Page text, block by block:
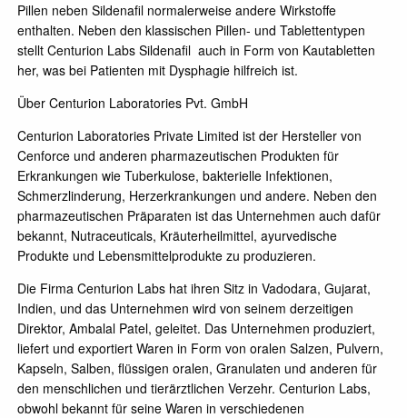
Pillen neben Sildenafil normalerweise andere Wirkstoffe
enthalten. Neben den klassischen Pillen- und Tablettentypen
stellt Centurion Labs Sildenafil auch in Form von Kautabletten
her, was bei Patienten mit Dysphagie hilfreich ist.
Über Centurion Laboratories Pvt. GmbH
Centurion Laboratories Private Limited ist der Hersteller von
Cenforce und anderen pharmazeutischen Produkten für
Erkrankungen wie Tuberkulose, bakterielle Infektionen,
Schmerzlinderung, Herzerkrankungen und andere. Neben den
pharmazeutischen Präparaten ist das Unternehmen auch dafür
bekannt, Nutraceuticals, Kräuterheilmittel, ayurvedische
Produkte und Lebensmittelprodukte zu produzieren.
Die Firma Centurion Labs hat ihren Sitz in Vadodara, Gujarat,
Indien, und das Unternehmen wird von seinem derzeitigen
Direktor, Ambalal Patel, geleitet. Das Unternehmen produziert,
liefert und exportiert Waren in Form von oralen Salzen, Pulvern,
Kapseln, Salben, flüssigen oralen, Granulaten und anderen für
den menschlichen und tierärztlichen Verzehr. Centurion Labs,
obwohl bekannt für seine Waren in verschiedenen